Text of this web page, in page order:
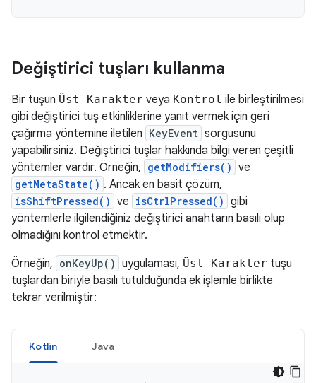
Değiştirici tuşları kullanma
Bir tuşun Üst Karakter veya Kontrol ile birleştirilmesi
gibi değiştirici tuş etkinliklerine yanıt vermek için geri
çağırma yöntemine iletilen KeyEvent sorgusunu
yapabilirsiniz. Değiştirici tuşlar hakkında bilgi veren çeşitli
yöntemler vardır. Örneğin, getModifiers() ve
getMetaState() . Ancak en basit çözüm,
isShiftPressed() ve isCtrlPressed() gibi
yöntemlerle ilgilendiğiniz değiştirici anahtarın basılı olup
olmadığını kontrol etmektir.
Örneğin, onKeyUp() uygulaması, Üst Karakter tuşu
tuşlardan biriyle basılı tutulduğunda ek işlemle birlikte
tekrar verilmiştir:
Kotlin Java